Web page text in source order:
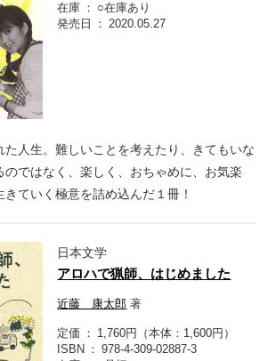
在庫
○在庫あり
発売日
2020.05.27
た人生。難しいことを考えたり、きてもいな
のではなく、楽しく、おちゃめに、お気楽
ていく極意を詰め込んだ１冊！
日本文学
アロハで猟師、はじめました
近藤 康太郎 著
定価
1,760円（本体：1,600円）
ISBN
978-4-309-02887-3